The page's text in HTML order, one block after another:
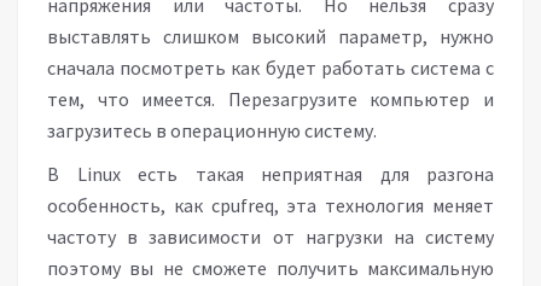
напряжения или частоты. Но нельзя сразу
выставлять слишком высокий параметр, нужно
сначала посмотреть как будет работать система с
тем, что имеется. Перезагрузите компьютер и
загрузитесь в операционную систему.
В Linux есть такая неприятная для разгона
особенность, как cpufreq, эта технология меняет
частоту в зависимости от нагрузки на систему
поэтому вы не сможете получить максимальную